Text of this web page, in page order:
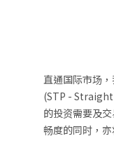
直通国际市场
(STP -
的投资需要及
畅度的同时，